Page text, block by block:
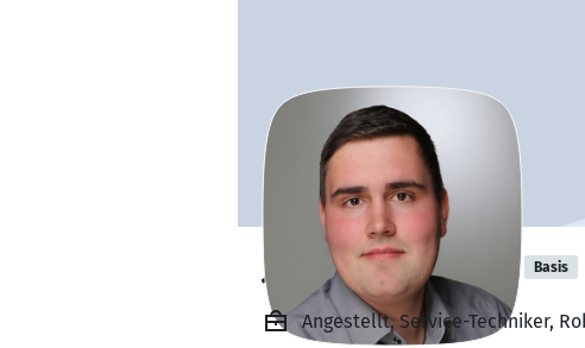
Jonas Rentschler Basis
Angestellt, Service-Techniker,